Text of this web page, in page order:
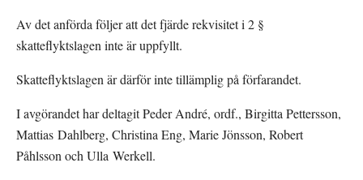
Av det anförda följer att det fjärde rekvisitet i 2 §
skatteflyktslagen inte är uppfyllt.
Skatteflyktslagen är därför inte tillämplig på förfarandet.
I avgörandet har deltagit Peder André, ordf., Birgitta Pettersson,
Mattias Dahlberg, Christina Eng, Marie Jönsson, Robert
Påhlsson och Ulla Werkell.